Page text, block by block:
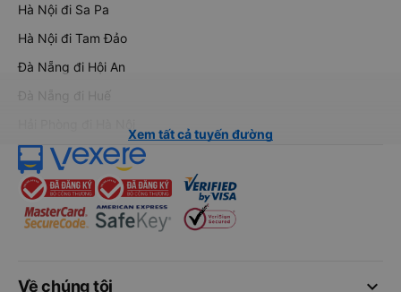
Hà Nội đi Sa Pa
Hà Nội đi Tam Đảo
Đà Nẵng đi Hội An
Đà Nẵng đi Huế
Xem tất cả tuyến đường
keyboard_arrow_down
Về chúng tôi